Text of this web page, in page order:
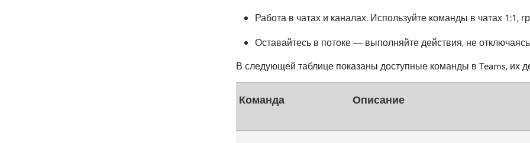
Работа в чатах и каналах. Используйте команды в чатах 1:1,
Оставайтесь в потоке — выполняйте действия, не
В следующей таблице показаны доступные команды в Teams, их
Команда Описание